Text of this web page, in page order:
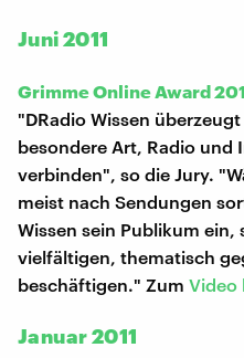
Juni 2011
Grimme Online Award
"DRadio Wissen
besondere Art, Radio und
verbinden", so die Jury.
meist nach Sendungen
Wissen sein Publikum ein,
vielfältigen, thematisch
beschäftigen." Zum Video
Januar 2011